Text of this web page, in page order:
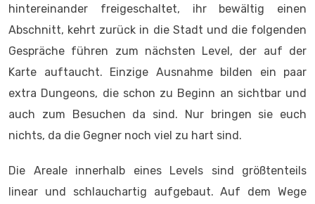
hintereinander freigeschaltet, ihr bewältig einen
Abschnitt, kehrt zurück in die Stadt und die folgenden
Gespräche führen zum nächsten Level, der auf der
Karte auftaucht. Einzige Ausnahme bilden ein paar
extra Dungeons, die schon zu Beginn an sichtbar und
auch zum Besuchen da sind. Nur bringen sie euch
nichts, da die Gegner noch viel zu hart sind.
Die Areale innerhalb eines Levels sind größtenteils
linear und schlauchartig aufgebaut. Auf dem Wege